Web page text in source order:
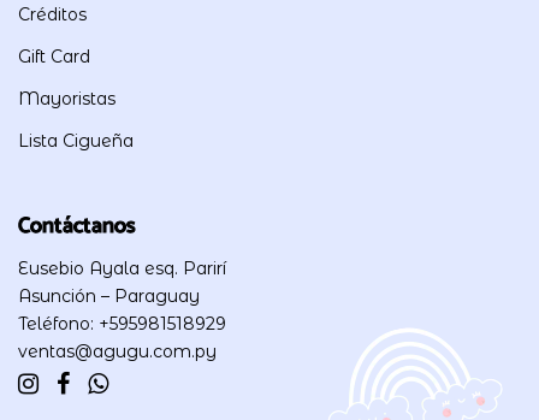
Créditos
Gift Card
Mayoristas
Lista Cigueña
Contáctanos
Eusebio Ayala esq. Parirí
Asunción – Paraguay
Teléfono: +595981518929
ventas@agugu.com.py